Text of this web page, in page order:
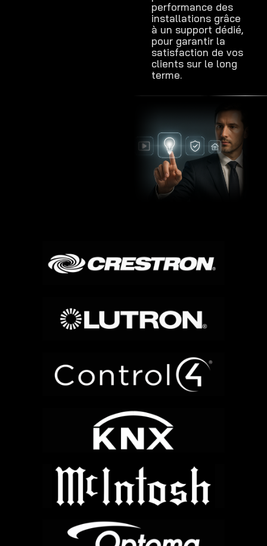
performance des
installations grâce
à un support dédié,
pour garantir la
satisfaction de vos
clients sur le long
terme.